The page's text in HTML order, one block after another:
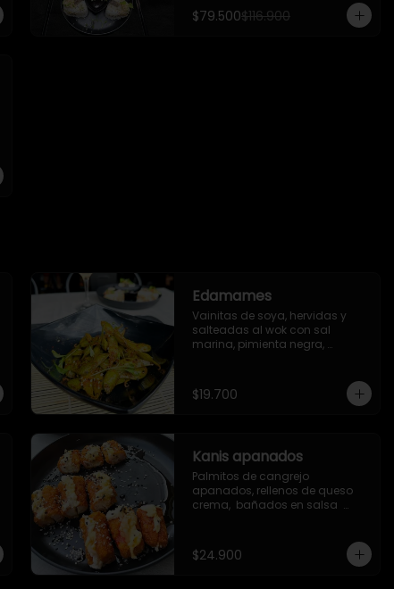
$79.500$116.900
Edamames
Vainitas de soya, hervidas y
salteadas al wok con sal
marina, pimienta negra,
$19.700
Kanis apanados
Palmitos de cangrejo
apanados, rellenos de queso
crema,  bañados en salsa
$24.900